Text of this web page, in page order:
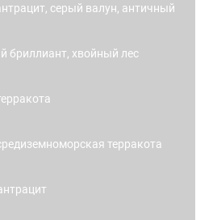
серый валун, античный
бриллиант, хвойный лес
терракота